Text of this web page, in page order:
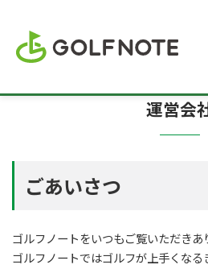
運営会
ごあいさつ
ゴルフノートをいつもご覧いただきあ
ゴルフノートではゴルフが上手くなる